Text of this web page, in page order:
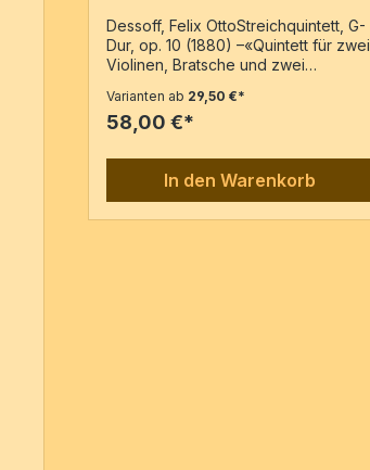
Dessoff, Felix OttoStreichquintett, G-
Dur, op. 10 (1880) –«Quintett für zwei
Violinen, Bratsche und zwei
Reprint der Ausgabe: Leipzig :
Kistner, c18802 Vl, Va, 2 VcPartitur &
Seiten5 Stimmen / 44 Seiten
Varianten ab 29,50 €*
58,00 €*
In den Warenkorb